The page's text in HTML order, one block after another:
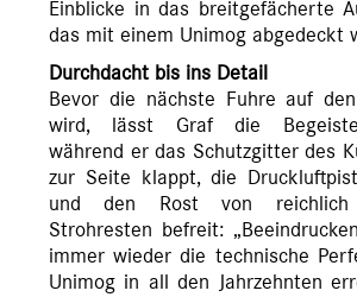
Einblicke in das breitgefächerte
das mit einem Unimog abgedeckt
Durchdacht bis ins Detail
Bevor die nächste Fuhre auf
wird, lässt Graf die
während er das Schutzgitter des
zur Seite klappt, die
und den Rost von reichlich
Strohresten befreit:
immer wieder die technische
Unimog in all den Jahrzehnten